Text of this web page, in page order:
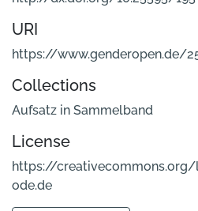
URI
https://www.genderopen.de/
Collections
Aufsatz in Sammelband
License
https://
ode.de